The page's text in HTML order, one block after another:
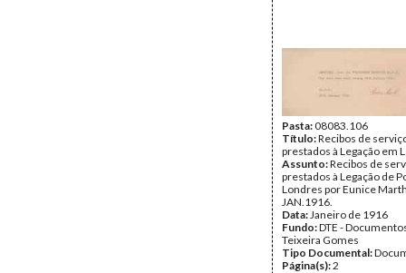
Pasta:08083.106
Título:Recibos de
prestados à Legação em
Assunto:Recibos de
prestados à Legação de
Londres por Eunice
JAN.1916.
Data:Janeiro de 1916
Fundo:DTE -
Teixeira Gomes
Tipo Documental:
Página(s):2